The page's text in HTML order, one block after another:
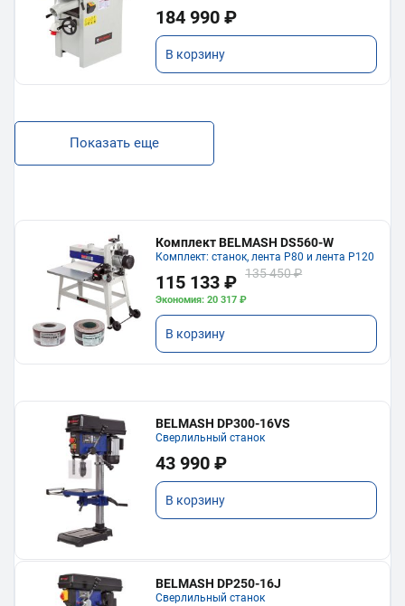
184 990 ₽
В корзину
Показать еще
Комплект BELMASH DS560-W
Комплект: станок, лента P80 и лента P120
115 133 ₽ 135 450 ₽
Экономия: 20 317 ₽
В корзину
BELMASH DP300-16VS
Сверлильный станок
43 990 ₽
В корзину
BELMASH DP250-16J
Сверлильный станок